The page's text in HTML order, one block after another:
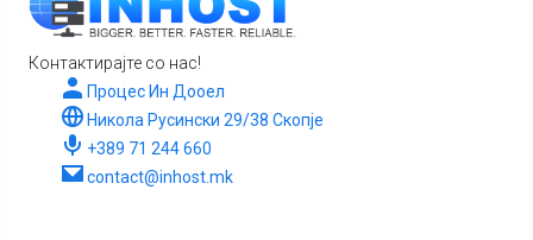
Контактирајте со нас!
Процес Ин Дооел
Никола Русински 29/38 Скопје
+389 71 244 660
contact@inhost.mk